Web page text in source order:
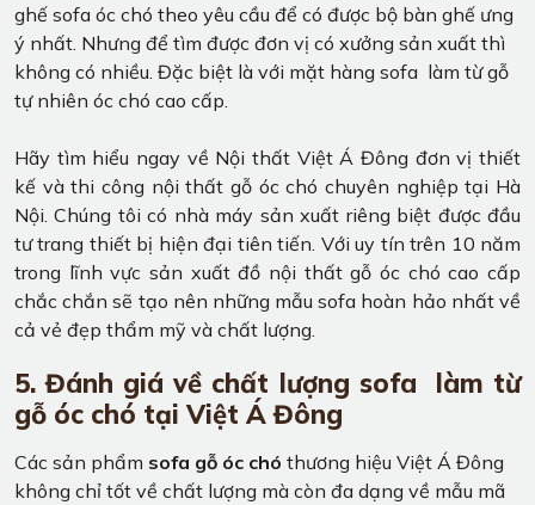
ghế sofa óc chó theo yêu cầu để có được bộ bàn ghế ưng
ý nhất. Nhưng để tìm được đơn vị có xưởng sản xuất thì
không có nhiều. Đặc biệt là với mặt hàng sofa làm từ gỗ
tự nhiên óc chó cao cấp.
Hãy tìm hiểu ngay về Nội thất Việt Á Đông đơn vị thiết
kế và thi công nội thất gỗ óc chó chuyên nghiệp tại Hà
Nội. Chúng tôi có nhà máy sản xuất riêng biệt được đầu
tư trang thiết bị hiện đại tiên tiến. Với uy tín trên 10 năm
trong lĩnh vực sản xuất đồ nội thất gỗ óc chó cao cấp
chắc chắn sẽ tạo nên những mẫu sofa hoàn hảo nhất về
cả vẻ đẹp thẩm mỹ và chất lượng.
5. Đánh giá về chất lượng sofa làm từ
gỗ óc chó tại Việt Á Đông
Các sản phẩm sofa gỗ óc chó thương hiệu Việt Á Đông
không chỉ tốt về chất lượng mà còn đa dạng về mẫu mã